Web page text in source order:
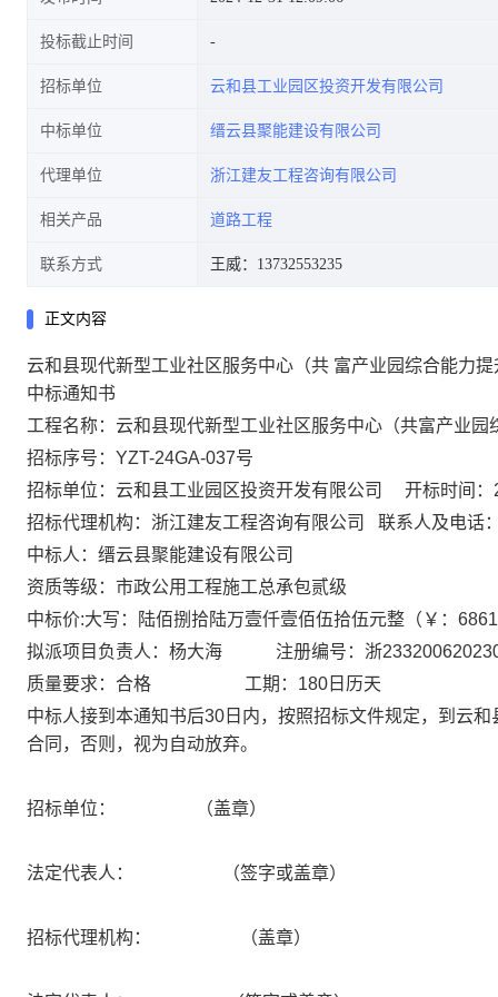
投标截止时间
招标单位 云和县工业园区投资开发有限公司
中标单位 缙云县聚能建设有限公司
代理单位 浙江建友工程咨询有限公司
相关产品 道路工程
联系方式 王威：13732553235
正文内容
云和县现代新型工业社区服务中心（共 富产业园综合能力
中标通知书
工程名称： 云和县现代新型工业社区服务中心（共富产业园
招标序号： YZT-24GA-037号
招标单位： 云和县工业园区投资开发有限公司 开标时间：
招标代理机构： 浙江建友工程咨询有限公司
联系人及电话
中标人： 缙云县聚能建设有限公司
资质等级： 市政公用工程施工总承包贰级
中标价:大写： 陆佰捌拾陆万壹仟壹佰伍拾伍元整 （￥：
拟派项目负责人： 杨大海 注册编号：浙
质量要求： 合格 工期： 180日历天
中标人接到本通知书后30 日内，按照招标文件规定，到 云和
合同，否则，视为自动放弃。
招标单位 ： （盖章）
法定代表人： （签字或盖章）
招标代理机构： （盖章）